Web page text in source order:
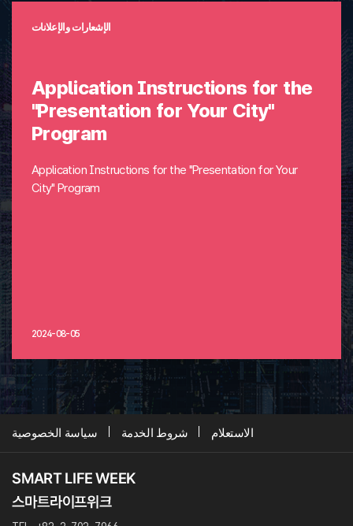
الإشعارات والإعلانات
Application Instructions for the
"Presentation for Your City"
Program
Application Instructions for the "Presentation for Your
City" Program
2024-08-05
سياسة الخصوصية شروط الخدمة الاستعلام